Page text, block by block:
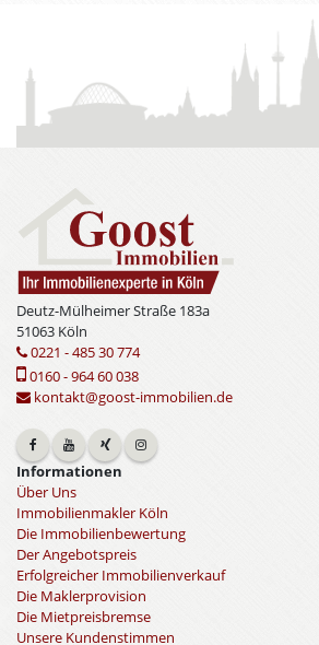
Deutz-Mülheimer Straße 183a
51063 Köln
0221 - 485 30 774
0160 - 964 60 038
kontakt@goost-immobilien.de
Informationen
Über Uns
Immobilienmakler Köln
Die Immobilienbewertung
Der Angebotspreis
Erfolgreicher Immobilienverkauf
Die Maklerprovision
Die Mietpreisbremse
Unsere Kundenstimmen